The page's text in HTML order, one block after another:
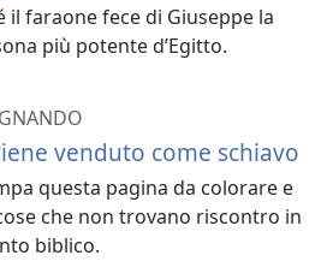
il faraone fece di Giuseppe la
più potente d’Egitto.
venduto come schiavo
questa pagina da colorare e
che non trovano riscontro in
biblico.